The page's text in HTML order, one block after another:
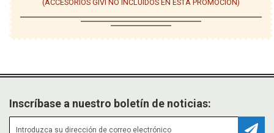
(ACCESORIOS GIVI NO INCLUIDOS EN ESTA PROMOCIÓN)
Inscríbase a nuestro boletín de noticias: